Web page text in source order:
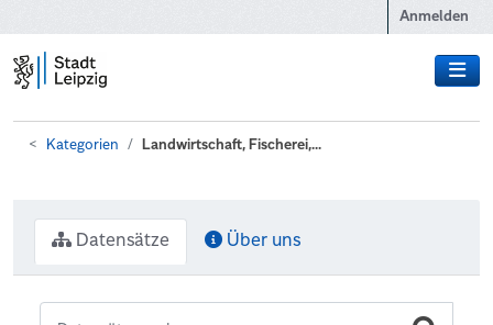
Anmelden
Kategorien Landwirtschaft, Fischerei,...
Datensätze Über uns